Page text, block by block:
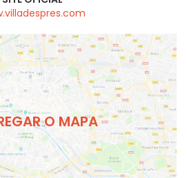
O MAPA